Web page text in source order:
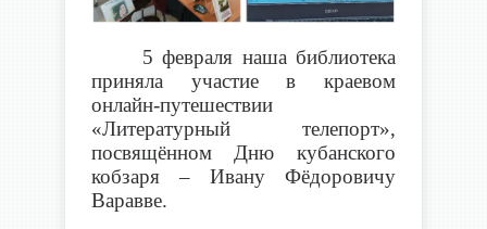
5 февраля наша библиотека
приняла участие в краевом
онлайн-путешествии
«Литературный телепорт»,
посвящённом Дню кубанского
кобзаря – Ивану Фёдоровичу
Варавве.